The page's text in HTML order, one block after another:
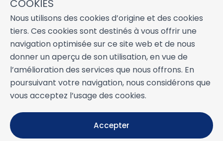
COOKIES
Nous utilisons des cookies d’origine et des cookies
tiers. Ces cookies sont destinés à vous offrir une
navigation optimisée sur ce site web et de nous
donner un aperçu de son utilisation, en vue de
l’amélioration des services que nous offrons. En
poursuivant votre navigation, nous considérons que
vous acceptez l’usage des cookies.
Accepter